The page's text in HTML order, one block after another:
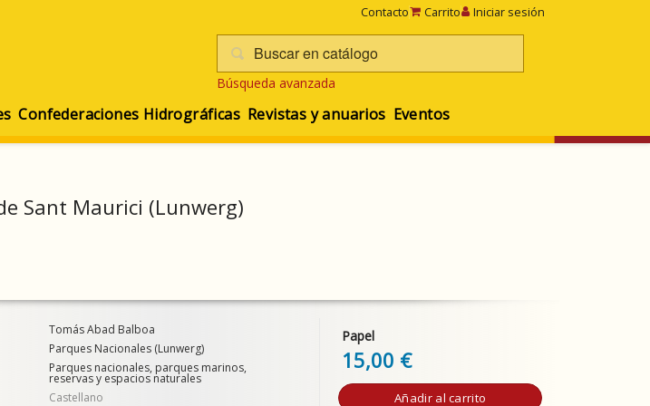
Contacto Carrito Iniciar sesión
Búsqueda avanzada
Confederaciones Hidrográficas Revistas y anuarios Eventos
Sant Maurici (Lunwerg)
Tomás Abad Balboa
Parques Nacionales (Lunwerg)
Parques nacionales, parques marinos,
reservas y espacios naturales
Castellano
Papel
15,00 €
Añadir al carrito